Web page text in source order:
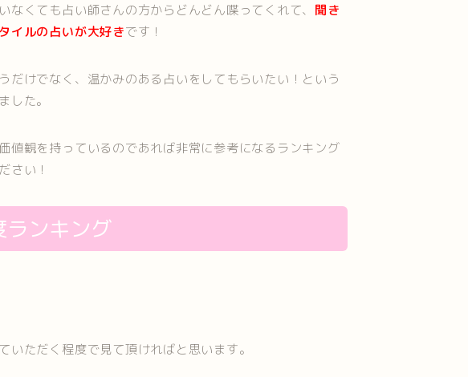
くても占い師さんの方からどんどん喋ってくれて、 聞き
イルの占いが大好きです！
だけでなく、温かみのある占いをしてもらいたい！という
した。
値観を持っているのであれば非常に参考になるランキング
さい！
ランキング
ただく程度で見て頂ければと思います。